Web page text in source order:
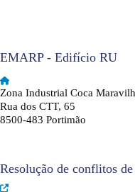
EMARP - Edifício RU
Zona Industrial Coca
Rua dos CTT, 65
8500-483 Portimão
Resolução de conflitos